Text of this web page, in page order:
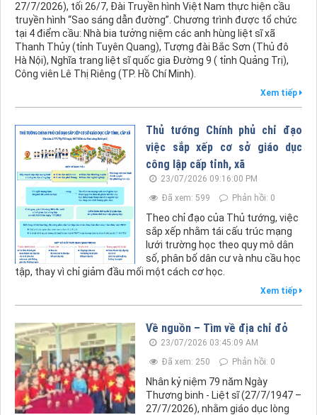
27/7/2026), tối 26/7, Đài Truyền hình Việt Nam thực hiện cầu
truyền hình “Sao sáng dẫn đường”. Chương trình được tổ chức
tại 4 điểm cầu: Nhà bia tưởng niệm các anh hùng liệt sĩ xã
Thanh Thủy (tỉnh Tuyên Quang), Tượng đài Bắc Sơn (Thủ đô
Hà Nội), Nghĩa trang liệt sĩ quốc gia Đường 9 ( tỉnh Quảng Trị),
Công viên Lê Thị Riêng (TP. Hồ Chí Minh).
Xem tiếp
Thủ tướng Chính phủ chỉ đạo
việc sắp xếp cơ sở giáo dục
công lập cấp tỉnh, xã
23/07/2026 09:16:00 PM
Đã xem: 599
Phản hồi: 0
Theo chỉ đạo của Thủ tướng, việc
sắp xếp nhằm tái cấu trúc mạng
lưới trường học theo quy mô dân
số, phân bố dân cư và nhu cầu học
tập, thay vì chỉ giảm đầu mối một cách cơ học.
Xem tiếp
Về nguồn – Tìm về địa chỉ đỏ
23/07/2026 03:45:09 AM
Đã xem: 250
Phản hồi: 0
Nhân kỷ niệm 79 năm Ngày
Thương binh - Liệt sĩ (27/7/1947 –
27/7/2026), nhằm giáo dục lòng